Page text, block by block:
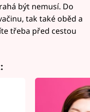
být nemusí. Do
tak také oběd a
třeba před cestou